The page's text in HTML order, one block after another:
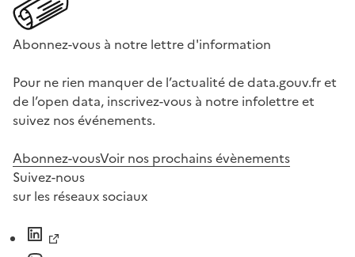
Abonnez-vous à notre lettre d'information
Pour ne rien manquer de l’actualité de data.gouv.fr et
de l’open data, inscrivez-vous à notre infolettre et
suivez nos événements.
Abonnez-vousVoir nos prochains évènements
Suivez-nous
sur les réseaux sociaux